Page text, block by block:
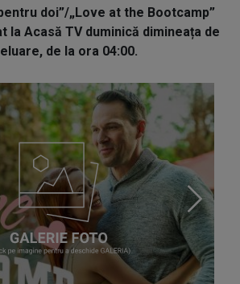
doi”/„Love at the Bootcamp”
la Acasă TV duminică dimineața de
de la ora 04:00.